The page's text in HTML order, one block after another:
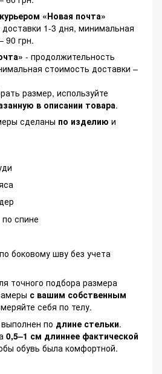
«Новая почта»
1-3 дня, минимальная
90 грн.
- продолжительность
стоимость доставки –
размер, используйте
в описании товара.
сделаны по изделию и
спине
боковому шву без учета
точного подбора размера
с вашим собственным
себя по телу.
по длине стельки.
0,5–1 см длиннее фактической
обувь была комфортной.